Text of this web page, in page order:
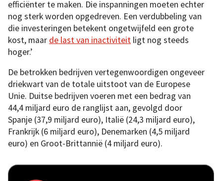
efficiënter te maken. Die inspanningen moeten echter
nog sterk worden opgedreven. Een verdubbeling van
die investeringen betekent ongetwijfeld een grote
kost, maar de last van inactiviteit ligt nog steeds
hoger.’
De betrokken bedrijven vertegenwoordigen ongeveer
driekwart van de totale uitstoot van de Europese
Unie. Duitse bedrijven voeren met een bedrag van
44,4 miljard euro de ranglijst aan, gevolgd door
Spanje (37,9 miljard euro), Italië (24,3 miljard euro),
Frankrijk (6 miljard euro), Denemarken (4,5 miljard
euro) en Groot-Brittannië (4 miljard euro).